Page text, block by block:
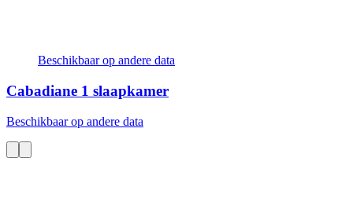
Beschikbaar op andere data
Cabadiane 1 slaapkamer
Beschikbaar op andere data